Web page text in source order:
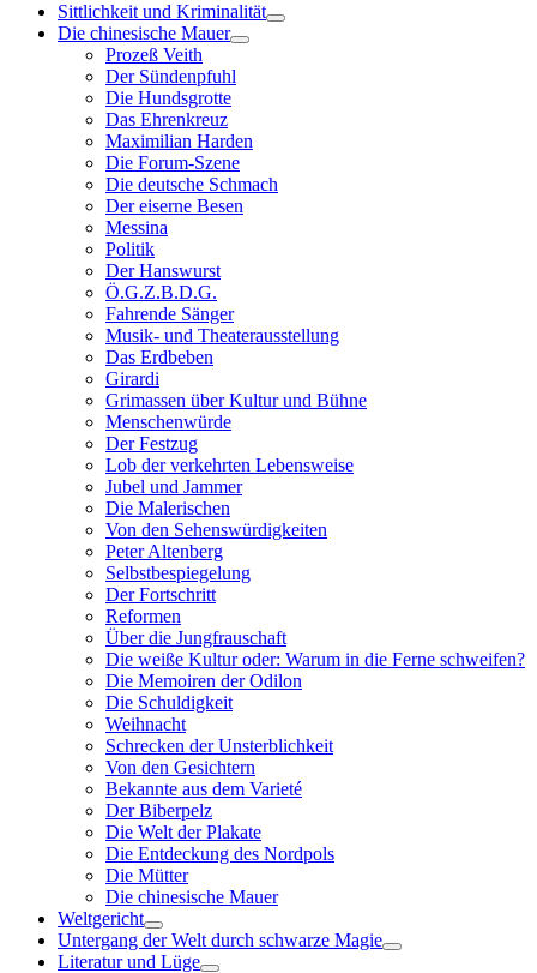
Sittlichkeit und Kriminalität
Die chinesische Mauer
Prozeß Veith
Der Sündenpfuhl
Die Hundsgrotte
Das Ehrenkreuz
Maximilian Harden
Die Forum-Szene
Die deutsche Schmach
Der eiserne Besen
Messina
Politik
Der Hanswurst
Ö.G.Z.B.D.G.
Fahrende Sänger
Musik- und Theaterausstellung
Das Erdbeben
Girardi
Grimassen über Kultur und Bühne
Menschenwürde
Der Festzug
Lob der verkehrten Lebensweise
Jubel und Jammer
Die Malerischen
Von den Sehenswürdigkeiten
Peter Altenberg
Selbstbespiegelung
Der Fortschritt
Reformen
Über die Jungfrauschaft
Die weiße Kultur oder: Warum in die Ferne schweifen?
Die Memoiren der Odilon
Die Schuldigkeit
Weihnacht
Schrecken der Unsterblichkeit
Von den Gesichtern
Bekannte aus dem Varieté
Der Biberpelz
Die Welt der Plakate
Die Entdeckung des Nordpols
Die Mütter
Die chinesische Mauer
Weltgericht
Untergang der Welt durch schwarze Magie
Literatur und Lüge